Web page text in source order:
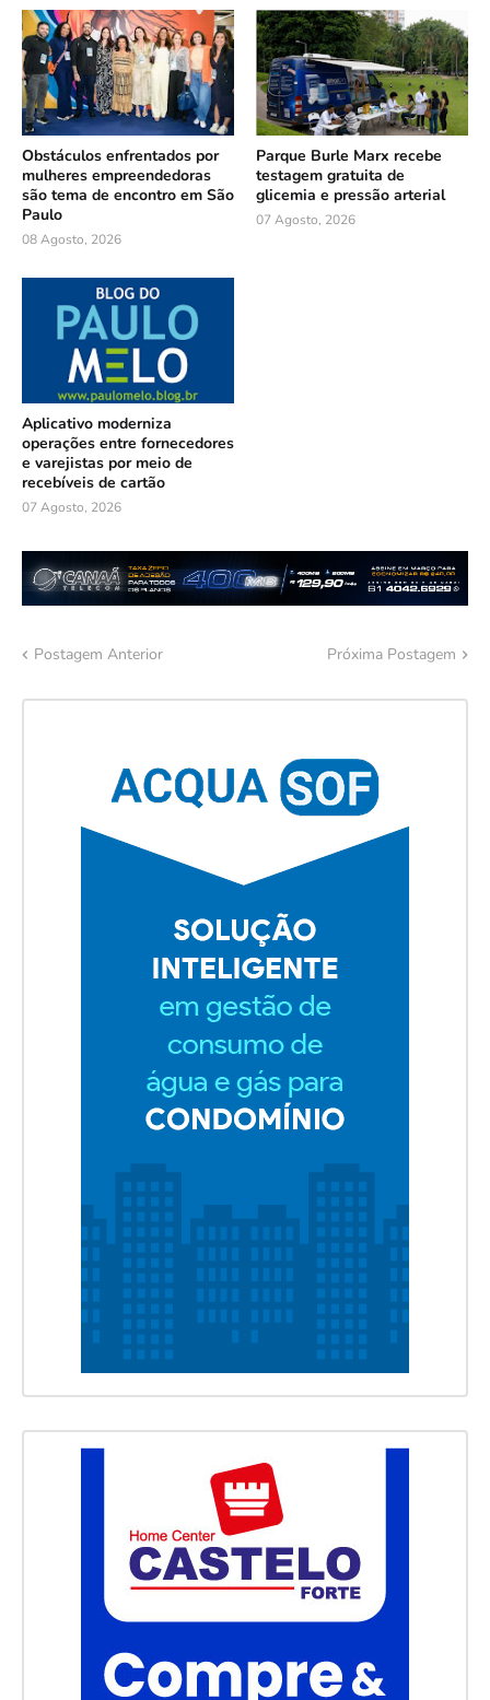
Obstáculos enfrentados por
mulheres empreendedoras
são tema de encontro em São
Paulo
08 Agosto, 2026
Parque Burle Marx recebe
testagem gratuita de
glicemia e pressão arterial
07 Agosto, 2026
Aplicativo moderniza
operações entre fornecedores
e varejistas por meio de
recebíveis de cartão
07 Agosto, 2026
Postagem Anterior Próxima Postagem